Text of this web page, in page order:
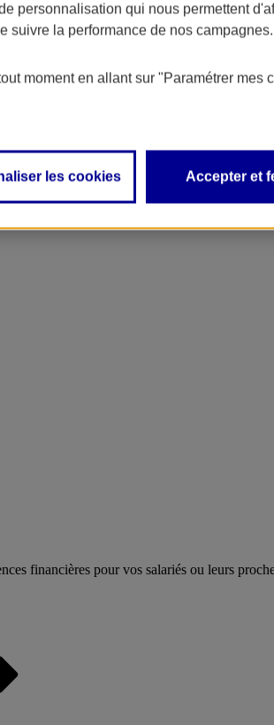
financières pour vos salariés ou leurs
personnalisation qui nous permettent
suivre la performance de nos campagnes.
moment en allant sur "Paramétrer mes
les cookies Accepter et